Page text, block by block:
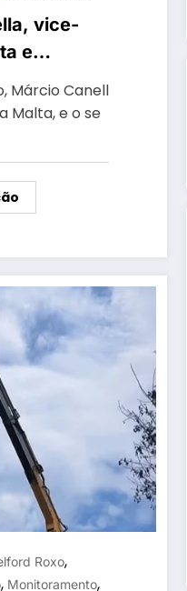
vice-
e
de
à
Márcio Canell
Malta, e o se
Roxo,
, Monitoramento,